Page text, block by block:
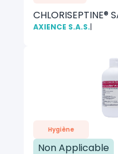
CHLORISEPTINE®
AXIENCE S.A.S.|
Hygiène
Non Applicable